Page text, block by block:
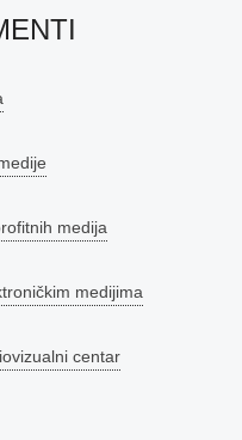
medija
medijima
centar